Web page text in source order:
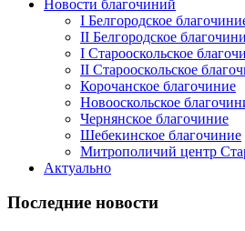
Новости благочиний
I Белгородское
II Белгородское
I Старооскольское
II Старооскольское
Корочанское благочиние
Новооскольское
Чернянское благочиние
Шебекинское благочиние
Митрополичий центр
Актуально
Последние новости